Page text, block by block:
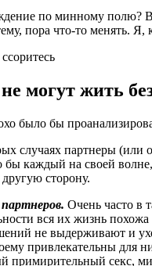
по минному полю?
пора что-то менять. Я,
могут жить
было бы
случаях партнеры (или
каждый на своей
сторону.
Очень часто в
вся их жизнь
не выдерживают и
привлекательны для
примирительный секс,